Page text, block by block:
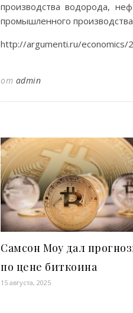
производства водорода,
промышленного
http://argumenti.ru/
от admin
Самсон Моу дал
по цене биткоина
15 августа, 2025